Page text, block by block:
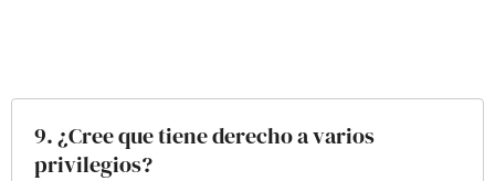
9. ¿Cree que tiene derecho a varios
privilegios?